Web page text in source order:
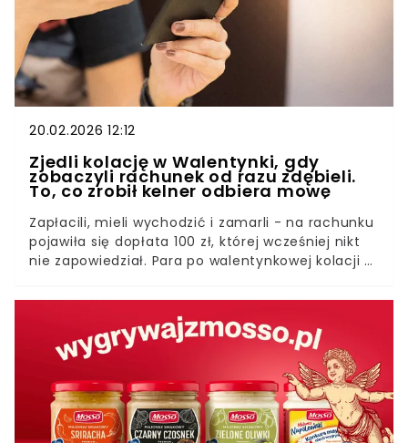
20.02.2026 12:12
Zjedli kolację w Walentynki, gdy
zobaczyli rachunek od razu zdębieli.
To, co zrobił kelner odbiera mowę
Zapłacili, mieli wychodzić i zamarli - na rachunku
pojawiła się dopłata 100 zł, której wcześniej nikt
nie zapowiedział. Para po walentynkowej kolacji w
dodatkową pozycję opisaną jako opłata
serwisowa na rachunku dopiero po uregulowaniu
płatności. Gdy zwrócili uwagę obsłudze, kelner
miał stwierdzić, że to „pomyłka” - a pieniądze
zostały oddane, ale niesmak pozostał i rozpętał
dyskusję o tym, kiedy opłata serwisowa na
rachunku jest uczciwa, a kiedy wygląda jak koszt
dopisany po cichu.